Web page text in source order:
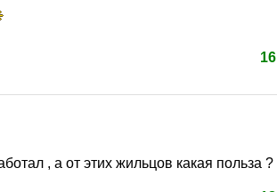
16
, а от этих жильцов какая польза ?